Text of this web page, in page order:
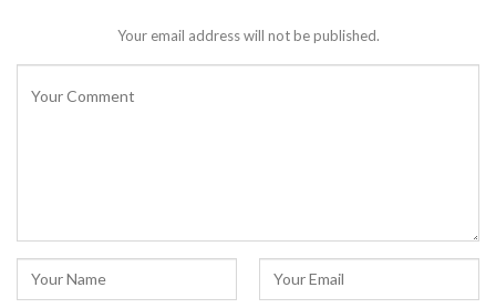
Your email address will not be published.